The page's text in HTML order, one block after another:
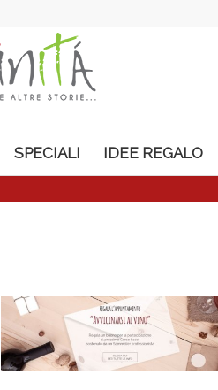
SPECIALI IDEE REGALO